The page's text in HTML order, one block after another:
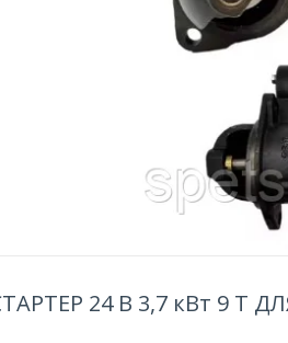
24 В 3,7 кВт 9 Т